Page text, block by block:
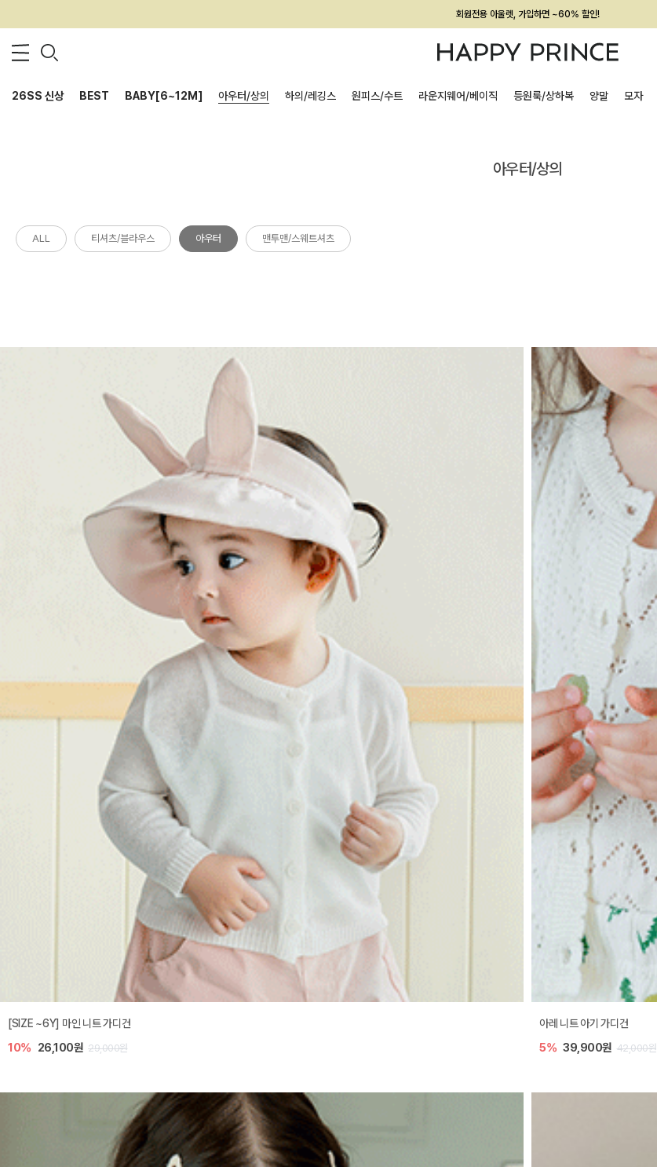
회원전용 아울렛, 가입하면 ~60% 할인!
멤버십 최대 28,000원 혜택
26SS 신상 BEST BABY[6~12M] 아우터/상의 하의/레깅스 원피스/수트 라운지웨어/베이직 등원룩/상하복 양말 모자
아우터/상의
ALL 티셔츠/블라우스 아우터 맨투맨/스웨트셔츠
[SIZE ~6Y] 마인 니트 가디건
10% 26,100원 29,000원
아레 니트 아기 가디건
5% 39,900원 42,000원